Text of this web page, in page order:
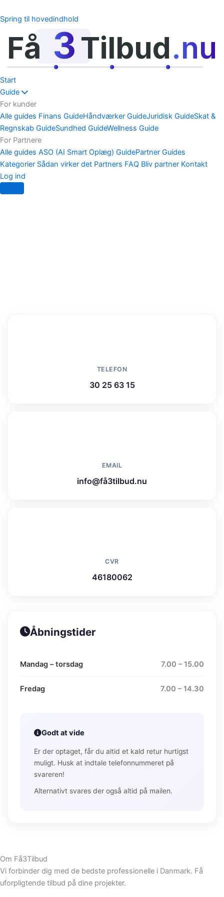
Spring til hovedindhold
Få 3Tilbud.nu
Start
Guide
For kunder
Alle guides Finans GuideHåndværker GuideJuridisk GuideSkat &
Regnskab GuideSundhed GuideWellness Guide
For Partnere
Alle guides ASO (AI Smart Oplæg) GuidePartner Guides
Kategorier Sådan virker det Partners FAQ Bliv partner Kontakt
Log ind
TELEFON
30 25 63 15
EMAIL
info@få3tilbud.nu
CVR
46180062
Åbningstider
Mandag – torsdag 7.00 – 15.00
Fredag 7.00 – 14.30
Godt at vide
Er der optaget, får du altid et kald retur hurtigst
muligt. Husk at indtale telefonnummeret på
svareren!
Alternativt svares der også altid på mailen.
Om Få3Tilbud
Vi forbinder dig med de bedste professionelle i Danmark. Få
uforpligtende tilbud på dine projekter.